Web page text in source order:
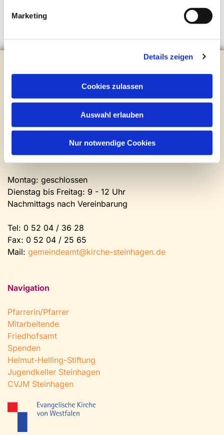
Marketing
Details zeigen
Cookies zulassen
Auswahl erlauben
Nur notwendige Cookies
Brockhagener Straße 28 | 33803 Steinhagen
0 52 04 / 36 28
Mail:gemeindeamt@kirche-steinhagen.de
Newsletter abonnieren
Kontakt und Öffnungszeiten
Gemeinde- und Friedhofsamt
Montag: geschlossen
Dienstag bis Freitag: 9 - 12 Uhr
Nachmittags nach Vereinbarung
Tel: 0 52 04 / 36 28
Fax: 0 52 04 / 25 65
Mail: gemeindeamt@kirche-steinhagen.de
Navigation
Pfarrerin/Pfarrer
Mitarbeitende
Friedhofsamt
Spenden
Helmut-Helling-Stiftung
Jugendkeller Steinhagen
CVJM Steinhagen